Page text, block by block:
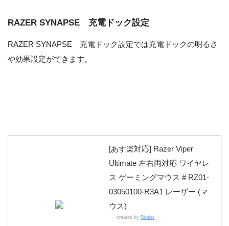
RAZER SYNAPSE 充電ドック設定
RAZER SYNAPSE 充電ドック設定では充電ドックの明るさ
や効果設定ができます。
[あす楽対応] Razer Viper
Ultimate 左右両対応 ワイヤレ
ス ゲーミングマウス # RZ01-
03050100-R3A1 レーザー (マ
ウス)
created by Rinker